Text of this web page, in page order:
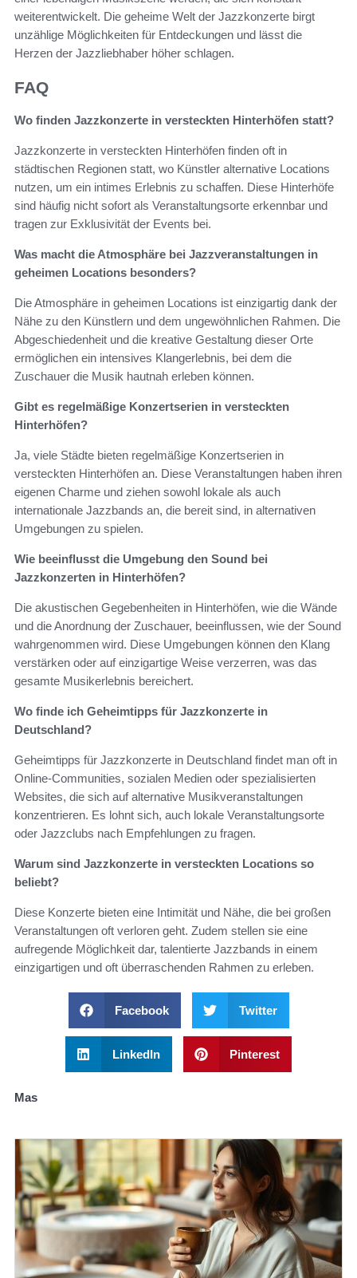
weiterentwickelt. Die geheime Welt der Jazzkonzerte birgt
unzählige Möglichkeiten für Entdeckungen und lässt die
Herzen der Jazzliebhaber höher schlagen.
FAQ
Wo finden Jazzkonzerte in versteckten Hinterhöfen statt?
Jazzkonzerte in versteckten Hinterhöfen finden oft in
städtischen Regionen statt, wo Künstler alternative Locations
nutzen, um ein intimes Erlebnis zu schaffen. Diese Hinterhöfe
sind häufig nicht sofort als Veranstaltungsorte erkennbar und
tragen zur Exklusivität der Events bei.
Was macht die Atmosphäre bei Jazzveranstaltungen in
geheimen Locations besonders?
Die Atmosphäre in geheimen Locations ist einzigartig dank der
Nähe zu den Künstlern und dem ungewöhnlichen Rahmen. Die
Abgeschiedenheit und die kreative Gestaltung dieser Orte
ermöglichen ein intensives Klangerlebnis, bei dem die
Zuschauer die Musik hautnah erleben können.
Gibt es regelmäßige Konzertserien in versteckten
Hinterhöfen?
Ja, viele Städte bieten regelmäßige Konzertserien in
versteckten Hinterhöfen an. Diese Veranstaltungen haben ihren
eigenen Charme und ziehen sowohl lokale als auch
internationale Jazzbands an, die bereit sind, in alternativen
Umgebungen zu spielen.
Wie beeinflusst die Umgebung den Sound bei
Jazzkonzerten in Hinterhöfen?
Die akustischen Gegebenheiten in Hinterhöfen, wie die Wände
und die Anordnung der Zuschauer, beeinflussen, wie der Sound
wahrgenommen wird. Diese Umgebungen können den Klang
verstärken oder auf einzigartige Weise verzerren, was das
gesamte Musikerlebnis bereichert.
Wo finde ich Geheimtipps für Jazzkonzerte in
Deutschland?
Geheimtipps für Jazzkonzerte in Deutschland findet man oft in
Online-Communities, sozialen Medien oder spezialisierten
Websites, die sich auf alternative Musikveranstaltungen
konzentrieren. Es lohnt sich, auch lokale Veranstaltungsorte
oder Jazzclubs nach Empfehlungen zu fragen.
Warum sind Jazzkonzerte in versteckten Locations so
beliebt?
Diese Konzerte bieten eine Intimität und Nähe, die bei großen
Veranstaltungen oft verloren geht. Zudem stellen sie eine
aufregende Möglichkeit dar, talentierte Jazzbands in einem
einzigartigen und oft überraschenden Rahmen zu erleben.
Facebook Twitter
LinkedIn Pinterest
Mas